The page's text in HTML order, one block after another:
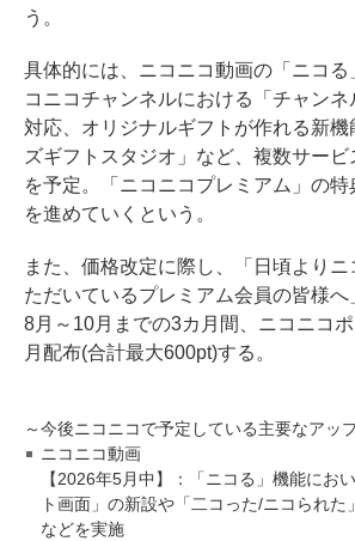
う。
具体的には、ニコニコ動画の「ニコる
コニコチャンネルにおける「チャン
対応、オリジナルギフトが作れる新
ズギフトスタジオ」など、複数サービ
を予定。「ニコニコプレミアム」の
を進めていくという。
また、価格改定に際し、「日頃より
ただいているプレミアム会員の皆様
8月～10月までの3カ月間、ニコニコ
月配布(合計最大600pt)する。
～今後ニコニコで予定している主要なアッ
ニコニコ動画
【2026年5月中】：「ニコる」機能にお
ト画面」の新設や「二コった/ニコられた
などを実施